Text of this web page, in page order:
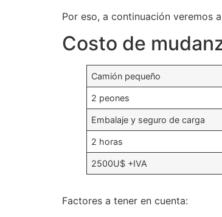
Por eso, a continuación veremos
Costo de
Camión pequeño
2 peones
Embalaje y seguro de carga
2 horas
2500U$ +IVA
Factores a tener en cuenta: